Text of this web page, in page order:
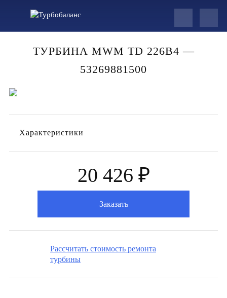
ТУРБИНА MWM TD 226B4 —
53269881500
Характеристики
20 426 ₽
Заказать
Рассчитать стоимость ремонта
турбины